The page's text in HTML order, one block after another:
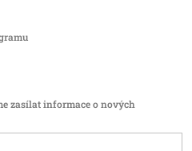
zasílat informace o nových